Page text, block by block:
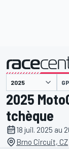
présenté par
2025
tchèque
18 juil. 2025 au
Brno Circuit, CZ